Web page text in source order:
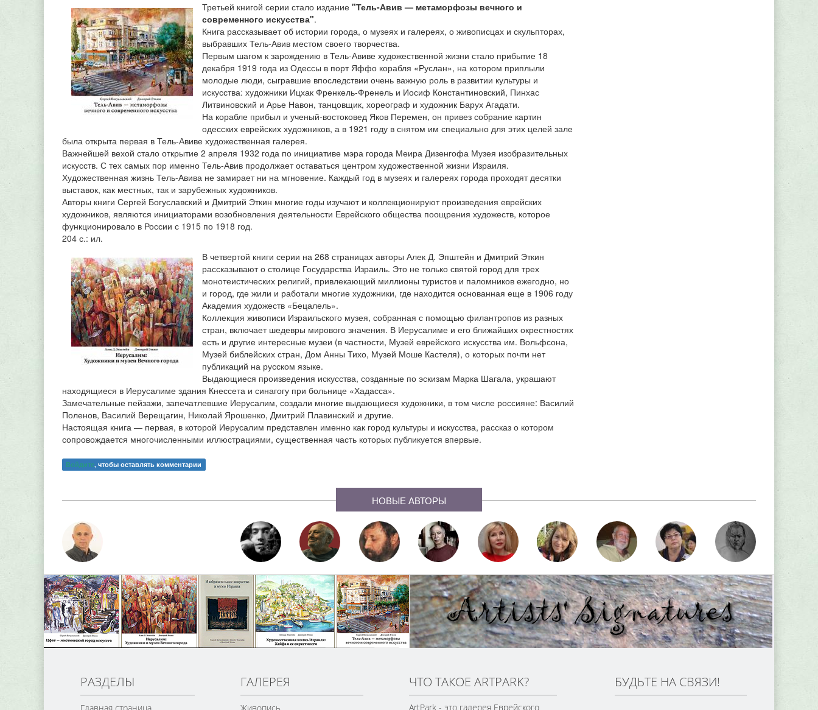
Третьей книгой серии стало издание "Тель-Авив — метаморфозы вечного и
современного искусства".
Книга рассказывает об истории города, о музеях и галереях, о живописцах и скульпторах,
выбравших Тель-Авив местом своего творчества.
Первым шагом к зарождению в Тель-Авиве художественной жизни стало прибытие 18
декабря 1919 года из Одессы в порт Яффо корабля «Руслан», на котором приплыли
молодые люди, сыгравшие впоследствии очень важную роль в развитии культуры и
искусства: художники Ицхак Френкель-Френель и Иосиф Константиновский, Пинхас
Литвиновский и Арье Навон, танцовщик, хореограф и художник Барух Агадати.
На корабле прибыл и ученый-востоковед Яков Перемен, он привез собрание картин
одесских еврейских художников, а в 1921 году в снятом им специально для этих целей зале
была открыта первая в Тель-Авиве художественная галерея.
Важнейшей вехой стало открытие 2 апреля 1932 года по инициативе мэра города Меира Дизенгофа Музея изобразительных
искусств. С тех самых пор именно Тель-Авив продолжает оставаться центром художественной жизни Израиля.
Художественная жизнь Тель-Авива не замирает ни на мгновение. Каждый год в музеях и галереях города проходят десятки
выставок, как местных, так и зарубежных художников.
Авторы книги Сергей Богуславский и Дмитрий Эткин многие годы изучают и коллекционируют произведения еврейских
художников, являются инициаторами возобновления деятельности Еврейского общества поощрения художеств, которое
функционировало в России с 1915 по 1918 год.
204 с.: ил.
В четвертой книги серии на 268 страницах авторы Алек Д. Эпштейн и Дмитрий Эткин
рассказывают о столице Государства Израиль. Это не только святой город для трех
монотеистических религий, привлекающий миллионы туристов и паломников ежегодно, но
и город, где жили и работали многие художники, где находится основанная еще в 1906 году
Академия художеств «Бецалель».
Коллекция живописи Израильского музея, собранная с помощью филантропов из разных
стран, включает шедевры мирового значения. В Иерусалиме и его ближайших окрестностях
есть и другие интересные музеи (в частности, Музей еврейского искусства им. Вольфсона,
Музей библейских стран, Дом Анны Тихо, Музей Моше Кастеля), о которых почти нет
публикаций на русском языке.
Выдающиеся произведения искусства, созданные по эскизам Марка Шагала, украшают
находящиеся в Иерусалиме здания Кнессета и синагогу при больнице «Хадасса».
Замечательные пейзажи, запечатлевшие Иерусалим, создали многие выдающиеся художники, в том числе россияне: Василий
Поленов, Василий Верещагин, Николай Ярошенко, Дмитрий Плавинский и другие.
Настоящая книга — первая, в которой Иерусалим представлен именно как город культуры и искусства, рассказ о котором
сопровождается многочисленными иллюстрациями, существенная часть которых публикуется впервые.
Войдите, чтобы оставлять комментарии
НОВЫЕ АВТОРЫ
РАЗДЕЛЫ ГАЛЕРЕЯ ЧТО ТАКОЕ ARTPARK?
ArtPark - это галерея Еврейского
БУДЬТЕ НА СВЯЗИ!